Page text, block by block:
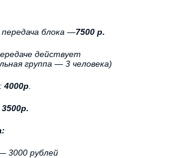
передача блока —7500 р.
действует
группа — 3 человека)
4000р
3500р.
3000 рублей